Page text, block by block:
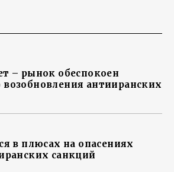
– рынок обеспокоен
антииранских
в плюсах на опасениях
санкций